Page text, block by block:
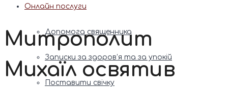
Онлайн послуги
Допомога священника
Записки за здоров’я та за упокій
Поставити свічку
Митрополит
Михаїл освятив